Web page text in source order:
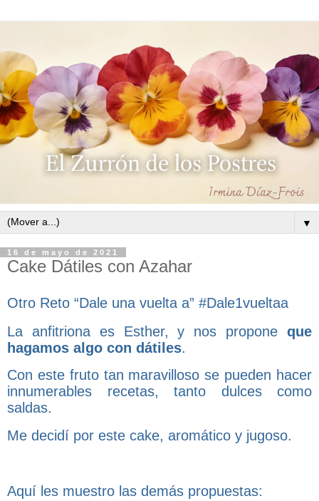
▼
16 de mayo de 2021
Cake Dátiles con Azahar
Otro Reto “Dale una vuelta a” #Dale1vueltaa
La anfitriona es Esther, y nos propone que
hagamos algo con dátiles.
Con este fruto tan maravilloso se pueden hacer
innumerables recetas, tanto dulces como
saldas.
Me decidí por este cake, aromático y jugoso.
Aquí les muestro las demás propuestas: